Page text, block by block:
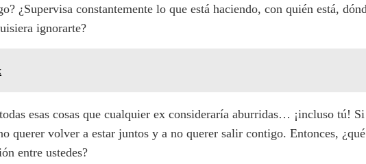
¿Supervisa constantemente lo que está haciendo, con quién está,
ignorarte?
esas cosas que cualquier ex consideraría aburridas… ¡incluso tú!
querer volver a estar juntos y a no querer salir contigo. Entonces,
entre ustedes?